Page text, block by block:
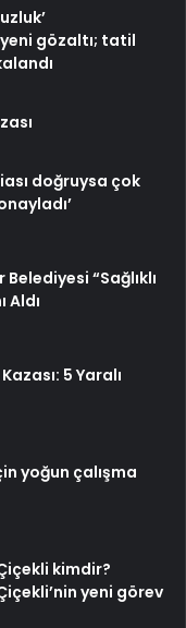
gözaltı; tatil
doğruysa çok
“Sağlıklı
Aldı
5 Yaralı
yoğun çalışma
kimdir?
yeni görev